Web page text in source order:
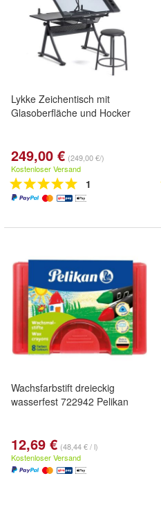
Lykke Zeichentisch mit
Glasoberfläche und Hocker
249,00 € (249,00 €/)
Kostenloser Versand
1
Wachsfarbstift dreieckig
wasserfest 722942 Pelikan
12,69 € (48,44 € / l)
Kostenloser Versand